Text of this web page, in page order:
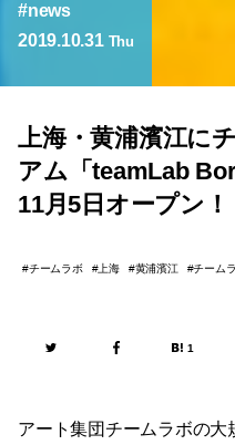
news
2019.10.31 Thu
上海・黄浦濱江に
アム「teamLab
11月5日オープン！
チームラボ 上海 黄浦濱江 チーム
1
アート集団チームラボの